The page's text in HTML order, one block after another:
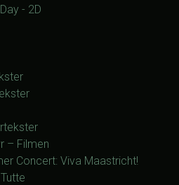
- 2D
– Filmen
Concert: Viva Maastricht!